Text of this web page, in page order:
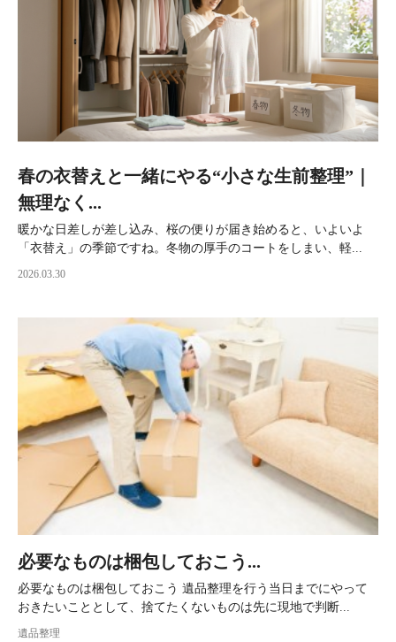
春の衣替えと一緒にやる“小さな生前整理”｜
無理なく...
暖かな日差しが差し込み、桜の便りが届き始めると、いよいよ
「衣替え」の季節ですね。冬物の厚手のコートをしまい、軽...
2026.03.30
必要なものは梱包しておこう...
必要なものは梱包しておこう 遺品整理を行う当日までにやって
おきたいこととして、捨てたくないものは先に現地で判断...
遺品整理